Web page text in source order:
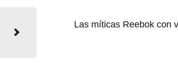
Las míticas Reebok con